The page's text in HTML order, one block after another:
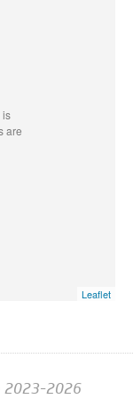
is
are
Leaflet
2023-2026